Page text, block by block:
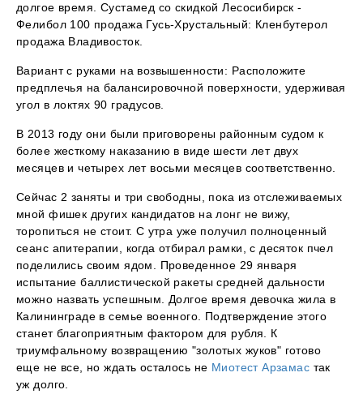
долгое время. Сустамед со скидкой Лесосибирск -
Фелибол 100 продажа Гусь-Хрустальный: Кленбутерол
продажа Владивосток.
Вариант с руками на возвышенности: Расположите
предплечья на балансировочной поверхности, удерживая
угол в локтях 90 градусов.
В 2013 году они были приговорены районным судом к
более жесткому наказанию в виде шести лет двух
месяцев и четырех лет восьми месяцев соответственно.
Сейчас 2 заняты и три свободны, пока из отслеживаемых
мной фишек других кандидатов на лонг не вижу,
торопиться не стоит. С утра уже получил полноценный
сеанс апитерапии, когда отбирал рамки, с десяток пчел
поделились своим ядом. Проведенное 29 января
испытание баллистической ракеты средней дальности
можно назвать успешным. Долгое время девочка жила в
Калининграде в семье военного. Подтверждение этого
станет благоприятным фактором для рубля. К
триумфальному возвращению "золотых жуков" готово
еще не все, но ждать осталось не Миотест Арзамас так
уж долго.